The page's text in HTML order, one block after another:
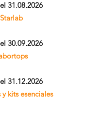
31.08.2026
​Starlab
30.09.2026
31.12.2026
y kits esenciales